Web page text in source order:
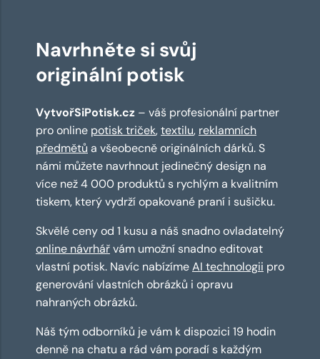
Navrhněte si svůj
originální potisk
VytvořSiPotisk.cz – váš profesionální partner
pro online potisk triček,textilu, reklamních
předmětů a všeobecně originálních dárků. S
námi můžete navrhnout jedinečný design na
více než 4 000 produktů s rychlým a kvalitním
tiskem, který vydrží opakované praní i sušičku.
Skvělé ceny od 1 kusu a náš snadno ovladatelný
online návrhářvám umožní snadno editovat
vlastní potisk. Navíc nabízímeAI technologii pro
generování vlastních obrázků i opravu
nahraných obrázků.
Náš tým odborníků je vám k dispozici 19 hodin
denně na chatu a rád vám poradí s každým